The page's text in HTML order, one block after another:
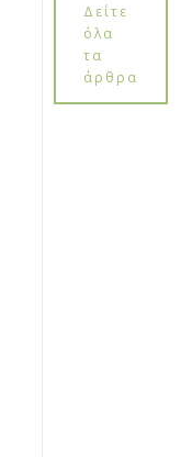
Δείτε
όλα
τα
άρθρα